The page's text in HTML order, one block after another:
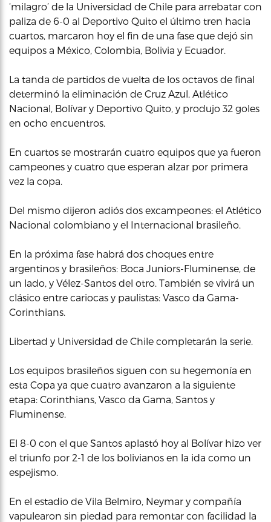
‘milagro’ de la Universidad de Chile para arrebatar con
paliza de 6-0 al Deportivo Quito el último tren hacia
cuartos, marcaron hoy el fin de una fase que dejó sin
equipos a México, Colombia, Bolivia y Ecuador.
La tanda de partidos de vuelta de los octavos de final
determinó la eliminación de Cruz Azul, Atlético
Nacional, Bolívar y Deportivo Quito, y produjo 32 goles
en ocho encuentros.
En cuartos se mostrarán cuatro equipos que ya fueron
campeones y cuatro que esperan alzar por primera
vez la copa.
Del mismo dijeron adiós dos excampeones: el Atlético
Nacional colombiano y el Internacional brasileño.
En la próxima fase habrá dos choques entre
argentinos y brasileños: Boca Juniors-Fluminense, de
un lado, y Vélez-Santos del otro. También se vivirá un
clásico entre cariocas y paulistas: Vasco da Gama-
Corinthians.
Libertad y Universidad de Chile completarán la serie.
Los equipos brasileños siguen con su hegemonía en
esta Copa ya que cuatro avanzaron a la siguiente
etapa: Corinthians, Vasco da Gama, Santos y
Fluminense.
El 8-0 con el que Santos aplastó hoy al Bolívar hizo ver
el triunfo por 2-1 de los bolivianos en la ida como un
espejismo.
En el estadio de Vila Belmiro, Neymar y compañía
vapulearon sin piedad para remontar con facilidad la